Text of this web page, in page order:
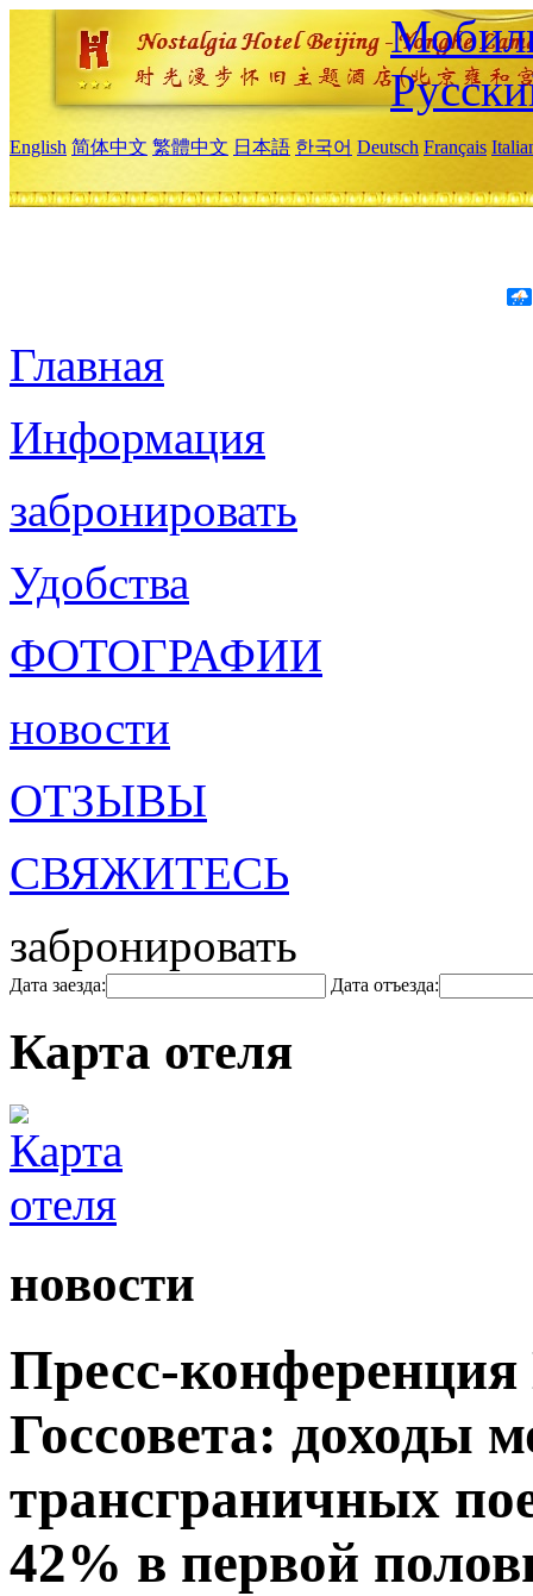
English 简体中文 繁體中文 日本語 한국어 Deutsch Français
Главная
Информация
забронировать
Удобства
ФОТОГРАФИИ
новости
ОТЗЫВЫ
СВЯЖИТЕСЬ
забронировать
Дата заезда: Дата отъезда:
Карта отеля
новости
Пресс-
Госсовета: доходы
трансграничных
42% в первой